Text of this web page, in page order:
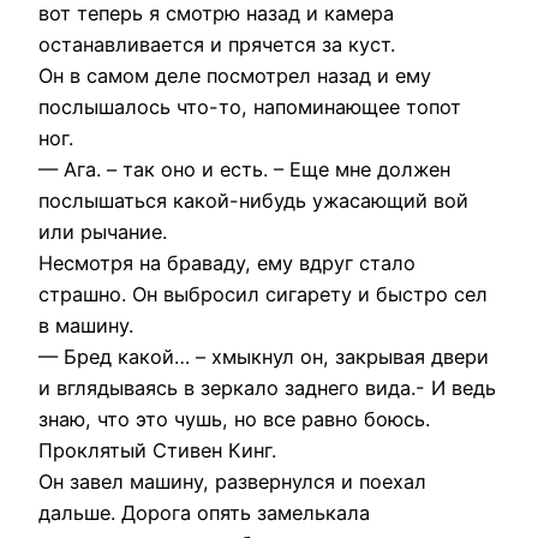
вот теперь я смотрю назад и камера
останавливается и прячется за куст.
Он в самом деле посмотрел назад и ему
послышалось что-то, напоминающее топот
ног.
— Ага. – так оно и есть. – Еще мне должен
послышаться какой-нибудь ужасающий вой
или рычание.
Несмотря на браваду, ему вдруг стало
страшно. Он выбросил сигарету и быстро сел
в машину.
— Бред какой… – хмыкнул он, закрывая двери
и вглядываясь в зеркало заднего вида.- И ведь
знаю, что это чушь, но все равно боюсь.
Проклятый Стивен Кинг.
Он завел машину, развернулся и поехал
дальше. Дорога опять замелькала